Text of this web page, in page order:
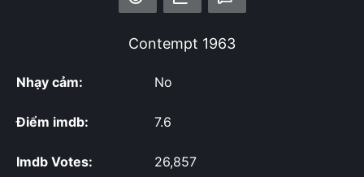
Contempt 1963
Nhạy cảm: No
Điểm imdb: 7.6
Imdb Votes: 26,857